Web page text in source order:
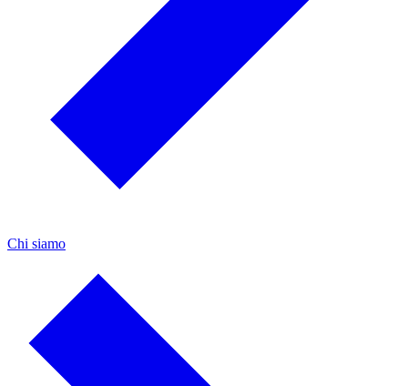
Chi siamo